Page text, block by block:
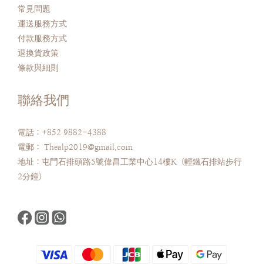
常見問題
運送服務方式
付款服務方式
退換貨政策
條款與細則
聯絡我們
電話：+852 9882-4388
電郵： Thealp2019@gmail.com
地址：屯門石排頭路5號偉昌工業中心14樓K (輕鐵石排站步行
2分鐘)